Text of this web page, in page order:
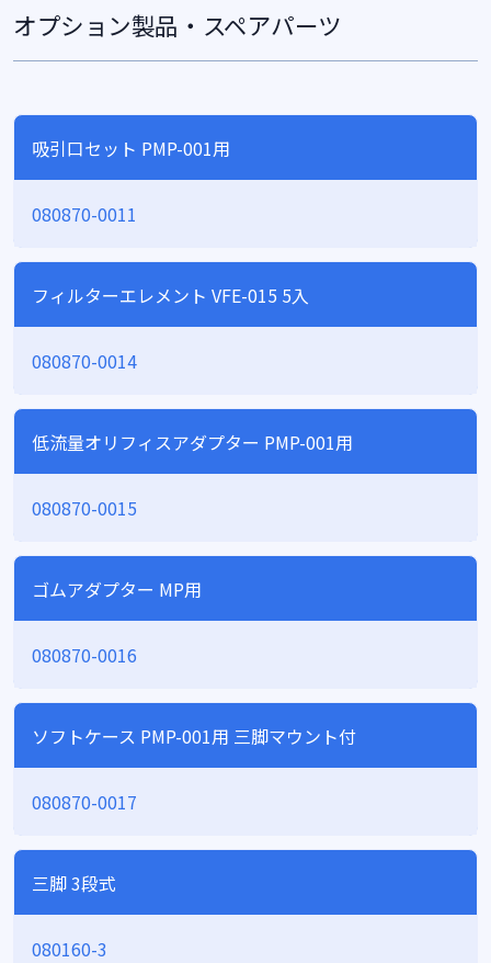
オプション製品・スペアパーツ
吸引口セット PMP-001用
080870-0011
フィルターエレメント VFE-015 5入
080870-0014
低流量オリフィスアダプター PMP-001用
080870-0015
ゴムアダプター MP用
080870-0016
ソフトケース PMP-001用 三脚マウント付
080870-0017
三脚 3段式
080160-3